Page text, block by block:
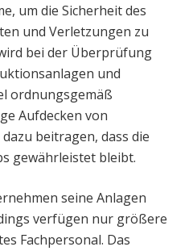
um die Sicherheit des
und Verletzungen zu
bei der Überprüfung
und
ordnungsgemäß
Aufdecken von
beitragen, dass die
gewährleistet bleibt.
seine Anlagen
verfügen nur größere
Fachpersonal. Das